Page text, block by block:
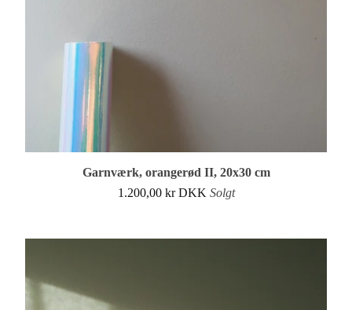
Garnværk, orangerød II, 20x30 cm
1.200,00 kr DKK Solgt